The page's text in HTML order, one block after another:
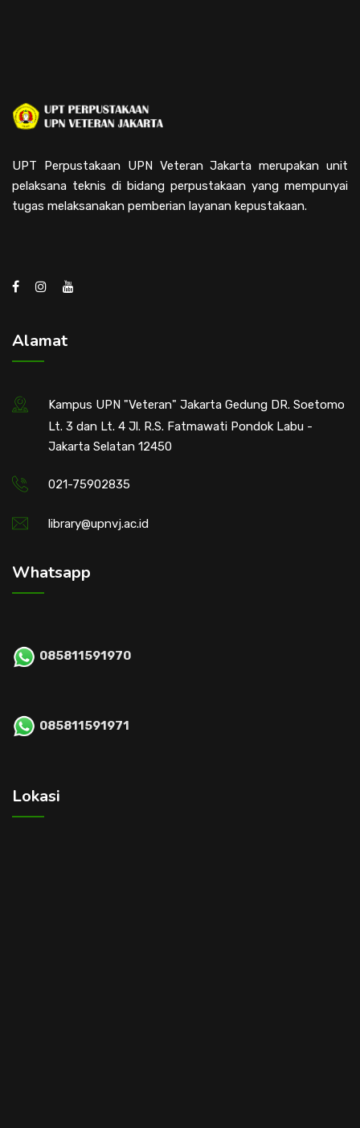
UPT Perpustakaan UPN Veteran Jakarta merupakan unit
pelaksana teknis di bidang perpustakaan yang mempunyai
tugas melaksanakan pemberian layanan kepustakaan.
Alamat
Kampus UPN "Veteran" Jakarta Gedung DR. Soetomo
Lt. 3 dan Lt. 4 Jl. R.S. Fatmawati Pondok Labu -
Jakarta Selatan 12450
021-75902835
library@upnvj.ac.id
Whatsapp
085811591970
085811591971
Lokasi